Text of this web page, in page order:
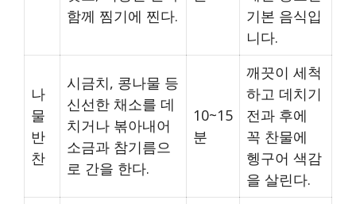
함께 찜기에 찐다.
기본 음식입
니다.
나
물
반
찬
시금치, 콩나물 등
신선한 채소를 데
치거나 볶아내어
소금과 참기름으
로 간을 한다.
10~15
분
깨끗이 세척
하고 데치기
전과 후에
꼭 찬물에
헹구어 색감
을 살린다.